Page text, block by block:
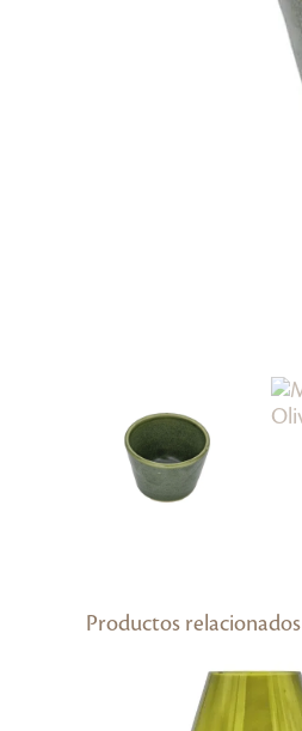
Productos relacionados